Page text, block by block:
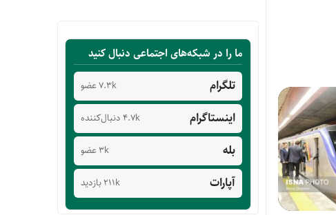
ما را در شبکه‌های اجتماعی دنبال کنید
تلگرام 7.3k عضو
اینستاگرام 4.7k دنبال‌کننده
بله 3k عضو
آپارات 211k بازدید